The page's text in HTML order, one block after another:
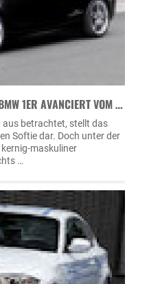
1ER AVANCIERT VOM …
betrachtet, stellt das
Softie dar. Doch unter der
maskuliner
…